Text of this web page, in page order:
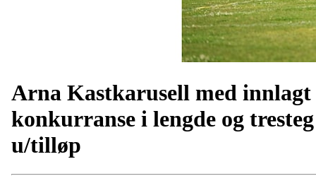
Arna Kastkarusell med innlagt
konkurranse i lengde og tresteg
u/tilløp